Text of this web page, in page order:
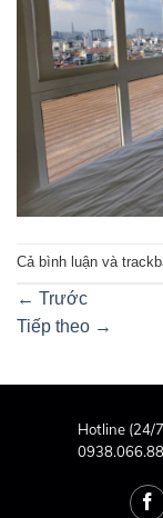
Cả bình luận và
← Trước
Tiếp theo →
Hotline (24/